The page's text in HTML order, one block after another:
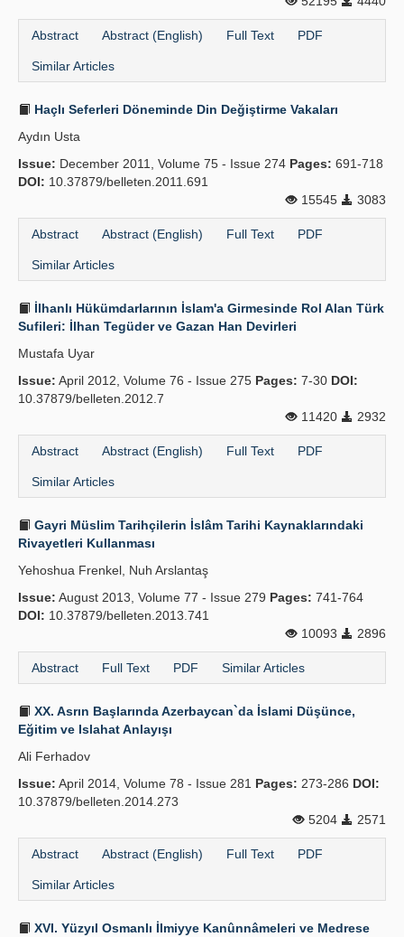
Abstract Abstract (English) Full Text PDF
Similar Articles
Haçlı Seferleri Döneminde Din Değiştirme Vakaları
Aydın Usta
Issue: December 2011, Volume 75 - Issue 274 Pages: 691-718
DOI: 10.37879/belleten.2011.691
15545
3083
Abstract Abstract (English) Full Text PDF
Similar Articles
İlhanlı Hükümdarlarının İslam'a Girmesinde Rol Alan Türk
Sufileri: İlhan Tegüder ve Gazan Han Devirleri
Mustafa Uyar
Issue: April 2012, Volume 76 - Issue 275 Pages: 7-30 DOI:
10.37879/belleten.2012.7
11420
2932
Abstract Abstract (English) Full Text PDF
Similar Articles
Gayri Müslim Tarihçilerin İslâm Tarihi Kaynaklarındaki
Rivayetleri Kullanması
Yehoshua Frenkel, Nuh Arslantaş
Issue: August 2013, Volume 77 - Issue 279 Pages: 741-764
DOI: 10.37879/belleten.2013.741
10093
2896
Abstract Full Text PDF Similar Articles
XX. Asrın Başlarında Azerbaycan`da İslami Düşünce,
Eğitim ve Islahat Anlayışı
Ali Ferhadov
Issue: April 2014, Volume 78 - Issue 281 Pages: 273-286 DOI:
10.37879/belleten.2014.273
5204
2571
Abstract Abstract (English) Full Text PDF
Similar Articles
XVI. Yüzyıl Osmanlı İlmiyye Kanûnnâmeleri ve Medrese